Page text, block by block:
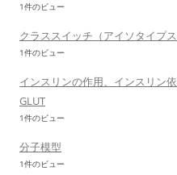
1件のビュー
クラススイッチ（アイソタイプ
1件のビュー
インスリンの作用、インスリン
GLUT
1件のビュー
分子模型
1件のビュー